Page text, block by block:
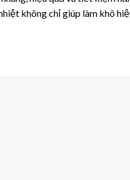
không chỉ giúp làm khô